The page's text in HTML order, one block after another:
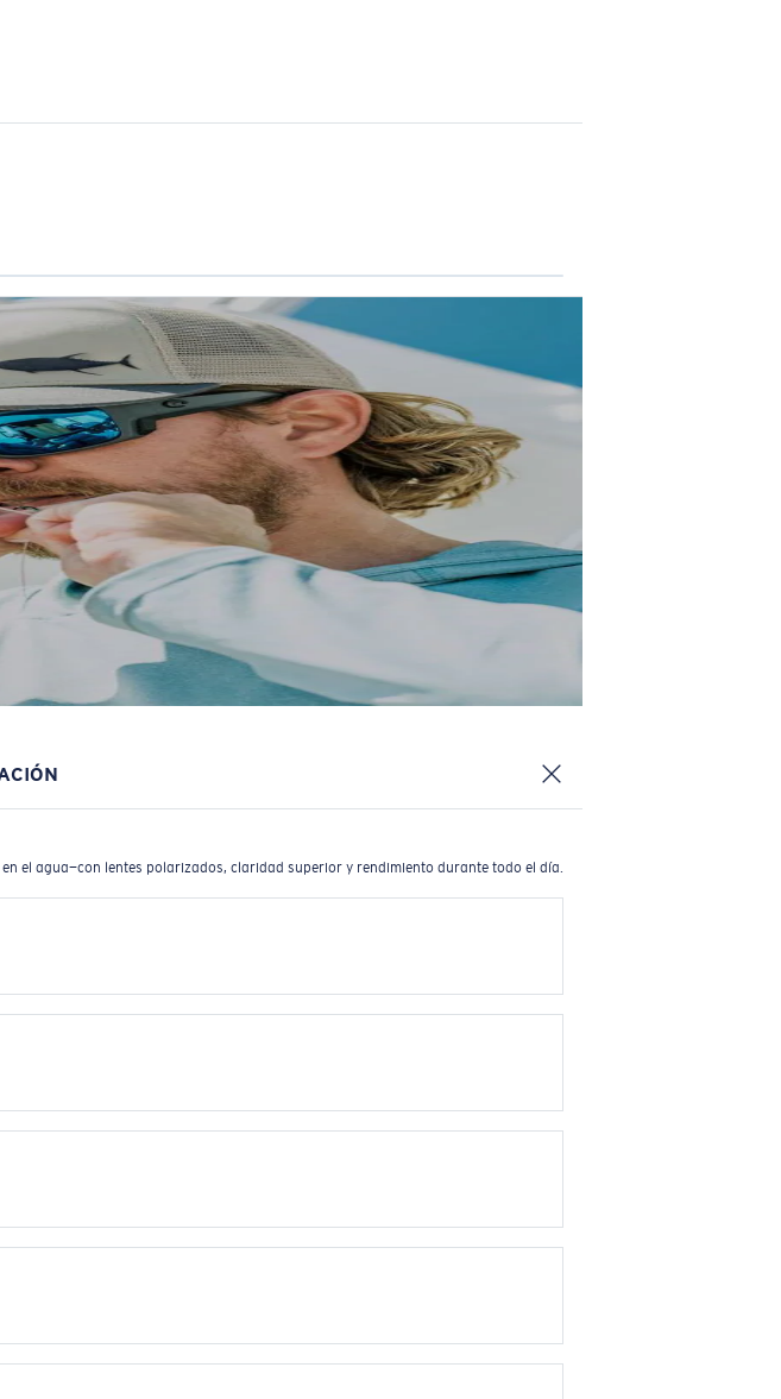
el agua—con lentes polarizados, claridad superior y rendimiento durante todo el día.